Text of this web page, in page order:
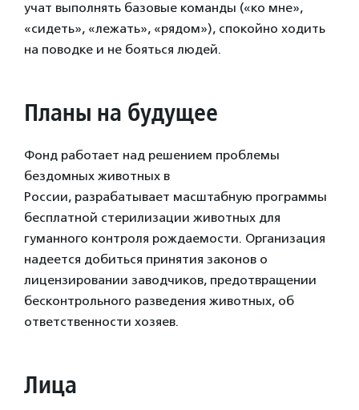
учат выполнять базовые команды («ко мне»,
«сидеть», «лежать», «рядом»), спокойно ходить
на поводке и не бояться людей.
Планы на будущее
Фонд работает над решением проблемы
бездомных животных в
России, разрабатывает масштабную программы
бесплатной стерилизации животных для
гуманного контроля рождаемости. Организация
надеется добиться принятия законов о
лицензировании заводчиков, предотвращении
бесконтрольного разведения животных, об
ответственности хозяев.
Лица